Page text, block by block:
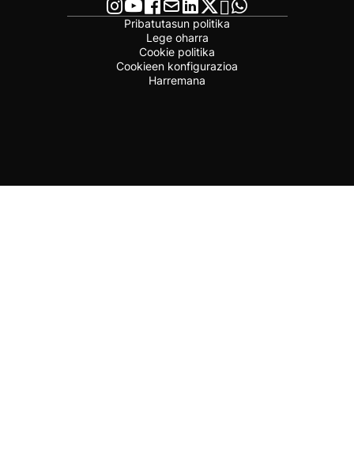
Pribatutasun politika
Lege oharra
Cookie politika
Cookieen konfigurazioa
Harremana